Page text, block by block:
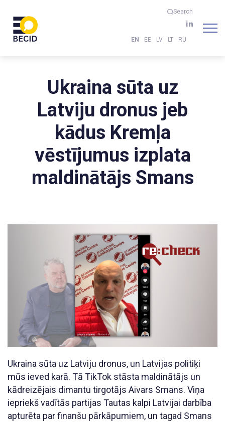
Search
EN EE LV LT RU
Ukraina sūta uz
Latviju dronus jeb
kādus Kremļa
vēstījumus izplata
maldinātājs Smans
Ukraina sūta uz Latviju dronus, un Latvijas politiķi
mūs ieved karā. Tā TikTok stāsta maldinātājs un
kādreizējais dimantu tirgotājs Aivars Smans. Viņa
iepriekš vadītās partijas Tautas kalpi Latvijai darbība
apturēta par finanšu pārkāpumiem, un tagad Smans